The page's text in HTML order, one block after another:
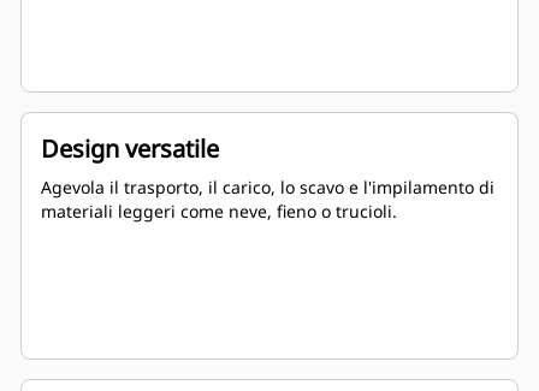
Design versatile
Agevola il trasporto, il carico, lo scavo e l'impilamento di
materiali leggeri come neve, fieno o trucioli.